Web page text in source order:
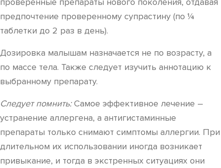
предпочтение проверенному супрастину (по ¼
таблетки до 2 раз в день).
Дозировка малышам назначается не по возрасту, а
по массе тела. Также следует изучить аннотацию к
выбранному препарату.
Следует помнить:Самое эффективное лечение –
устранение аллергена, а антигистаминные
препараты только снимают симптомы аллергии. При
длительном их использовании иногда возникает
привыкание, и тогда в экстренных ситуациях они